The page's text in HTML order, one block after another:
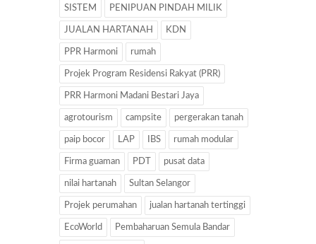
SISTEM PENIPUAN PINDAH MILIK
JUALAN HARTANAH KDN
PPR Harmoni rumah
Projek Program Residensi Rakyat (PRR)
PRR Harmoni Madani Bestari Jaya
agrotourism campsite pergerakan tanah
paip bocor LAP IBS rumah modular
Firma guaman PDT pusat data
nilai hartanah Sultan Selangor
Projek perumahan jualan hartanah tertinggi
EcoWorld Pembaharuan Semula Bandar